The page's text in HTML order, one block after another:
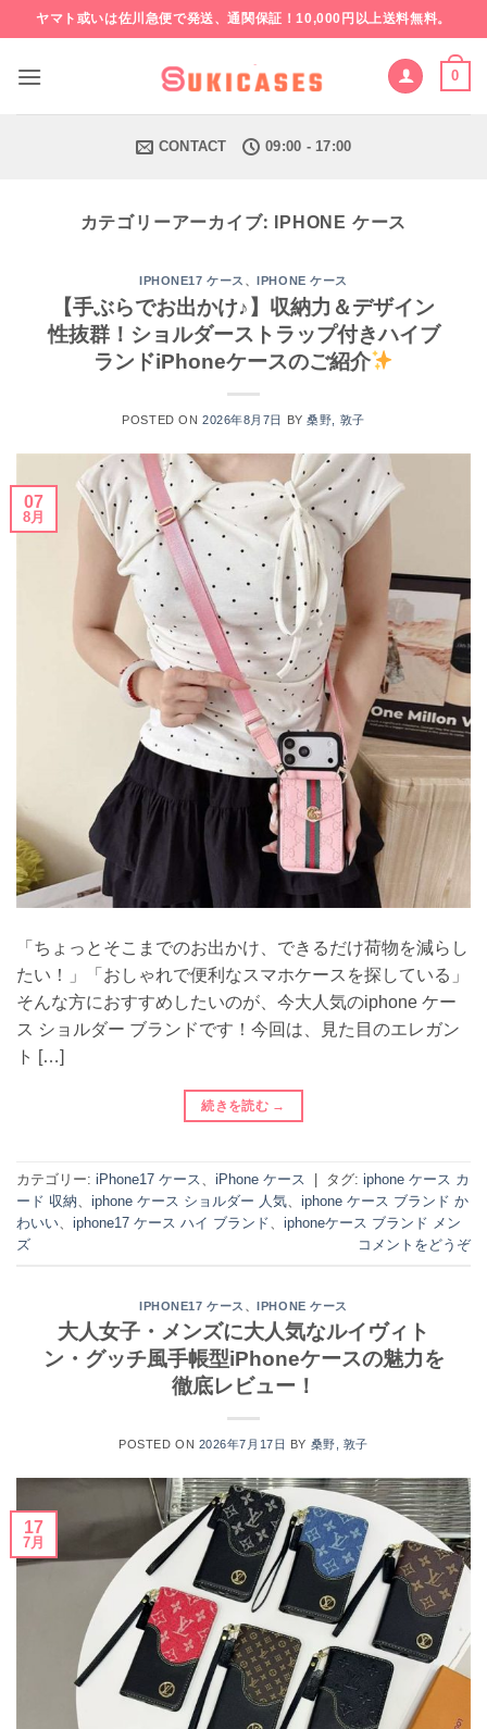
to
content
ヤマト或いは佐川急便で発送、通関保証！10,000円以上送料無料。
0
CONTACT 09:00 - 17:00
カテゴリーアーカイブ: IPHONE ケース
IPHONE17 ケース 、IPHONE ケース
【手ぶらでお出かけ♪】収納力＆デザイン
性抜群！ショルダーストラップ付きハイブ
ランドiPhoneケースのご紹介
POSTED ON 2026年8月7日 BY桑野, 敦子
07
8月
「ちょっとそこまでのお出かけ、できるだけ荷物を減らし
たい！」「おしゃれで便利なスマホケースを探している」
そんな方におすすめしたいのが、今大人気のiphone ケー
ス ショルダー ブランドです！今回は、見た目のエレガン
ト […]
続きを読む →
カテゴリー: iPhone17 ケース iPhone ケース タグ: iphone ケース カ
ード 収納
iphone ケース ショルダー 人気
iphone ケース ブランド か
わいい
iphone17 ケース ハイ ブランド
iphoneケース ブランド メン
ズ
コメントをどうぞ
IPHONE17 ケース 、IPHONE ケース
大人女子・メンズに大人気なルイヴィト
ン・グッチ風手帳型iPhoneケースの魅力を
徹底レビュー！
POSTED ON 2026年7月17日 BY 桑野, 敦子
17
7月